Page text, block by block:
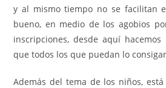
y al mismo tiempo no se facilitan
bueno, en medio de los agobios
inscripciones, desde aquí
que todos los que puedan lo
Además del tema de los niños,